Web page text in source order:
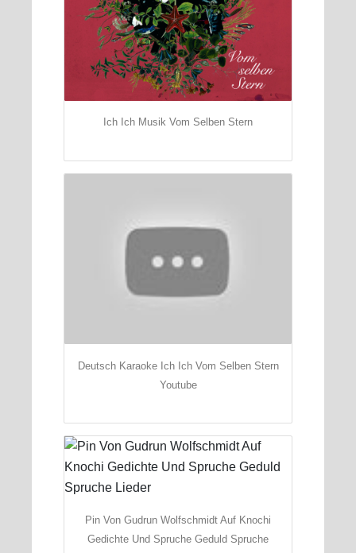
Ich Ich Musik Vom Selben Stern
Deutsch Karaoke Ich Ich Vom Selben Stern
Youtube
Pin Von Gudrun Wolfschmidt Auf Knochi
Gedichte Und Spruche Geduld Spruche